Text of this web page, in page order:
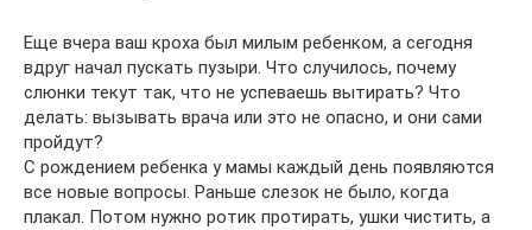
Еще вчера ваш кроха был милым ребенком, а сегодня
вдруг начал пускать пузыри. Что случилось, почему
слюнки текут так, что не успеваешь вытирать? Что
делать: вызывать врача или это не опасно, и они сами
пройдут?
С рождением ребенка у мамы каждый день появляются
все новые вопросы. Раньше слезок не было, когда
плакал. Потом нужно ротик протирать, ушки чистить, а